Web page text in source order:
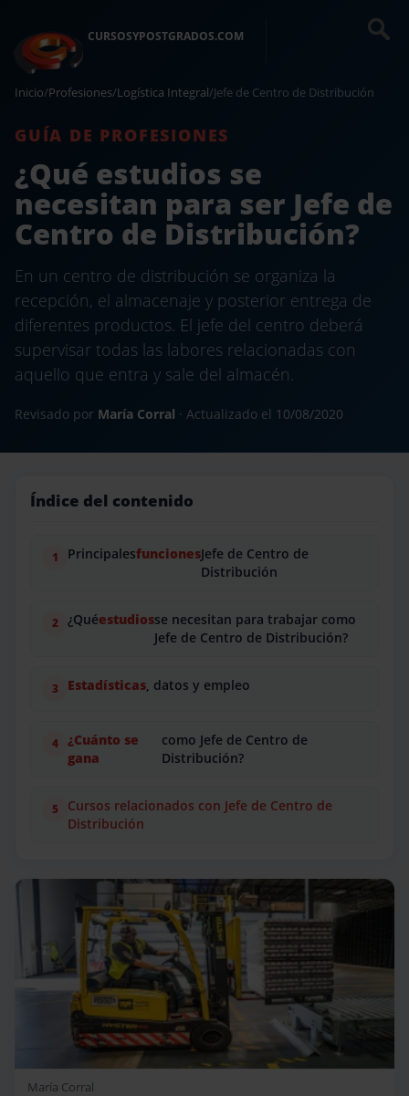
CURSOSYPOSTGRADOS.COM
Inicio/Profesiones/Logística Integral/Jefe de Centro de Distribución
GUÍA DE PROFESIONES
¿Qué estudios se
necesitan para ser Jefe de
Centro de Distribución?
En un centro de distribución se organiza la
recepción, el almacenaje y posterior entrega de
diferentes productos. El jefe del centro deberá
supervisar todas las labores relacionadas con
aquello que entra y sale del almacén.
Revisado por María Corral · Actualizado el 10/08/2020
Índice del contenido
PrincipalesfuncionesJefe de Centro de
Distribución
¿Quéestudiosse necesitan para trabajar como
Jefe de Centro de Distribución?
Estadísticas, datos y empleo
¿Cuánto se
gana
como Jefe de Centro de
Distribución?
Cursos relacionados con Jefe de Centro de
Distribución
María Corral